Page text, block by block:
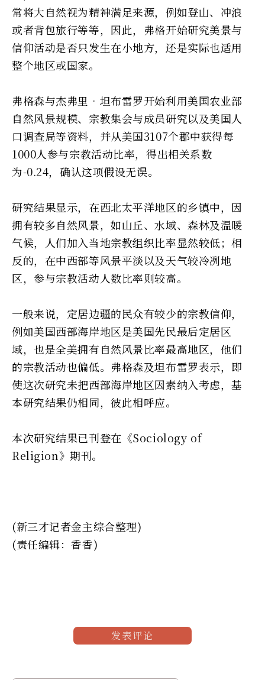
常将大自然视为精神满足来源，例如登山、冲浪
或者背包旅行等等，因此，弗格开始研究美景与
信仰活动是否只发生在小地方，还是实际也适用
整个地区或国家。
弗格森与杰弗里•坦布雷罗开始利用美国农业部
自然风景规模、宗教集会与成员研究以及美国人
口调查局等资料，并从美国3107个郡中获得每
1000人参与宗教活动比率，得出相关系数
为-0.24，确认这项假设无误。
研究结果显示，在西北太平洋地区的乡镇中，因
拥有较多自然风景，如山丘、水域、森林及温暖
气候，人们加入当地宗教组织比率显然较低；相
反的，在中西部等风景平淡以及天气较冷冽地
区，参与宗教活动人数比率则较高。
一般来说，定居边疆的民众有较少的宗教信仰，
例如美国西部海岸地区是美国先民最后定居区
域，也是全美拥有自然风景比率最高地区，他们
的宗教活动也偏低。弗格森及坦布雷罗表示，即
使这次研究未把西部海岸地区因素纳入考虑，基
本研究结果仍相同，彼此相呼应。
本次研究结果已刊登在《Sociology of
Religion》期刊。
(新三才记者金主综合整理)
(责任编辑：香香)
发表评论